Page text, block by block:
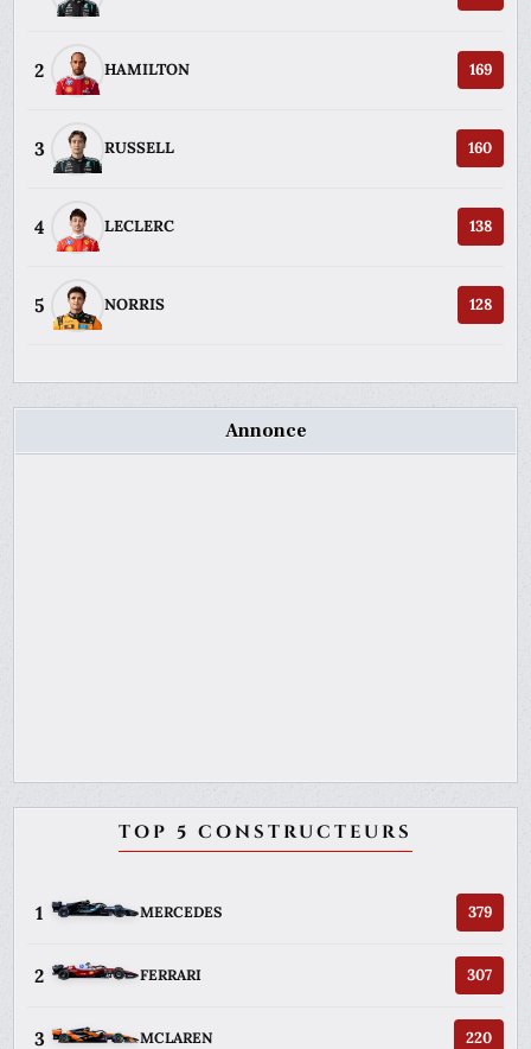
2 HAMILTON 169
3 RUSSELL 160
4 LECLERC 138
5 NORRIS 128
Annonce
TOP 5 CONSTRUCTEURS
1 MERCEDES 379
2 FERRARI 307
3 MCLAREN 220